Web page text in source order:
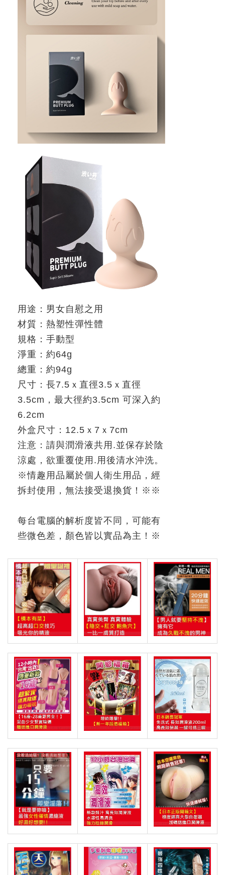
用途：男女自慰之用
材質：熱塑性彈性體
規格：手動型
淨重：約64g
總重：約94g
尺寸：長7.5 ｘ 直徑3.5 ｘ 直徑
3.5cm ，最大徑約3.5cm 可深入約
6.2cm
外盒尺寸： 12.5 ｘ 7 ｘ 7cm
注意：請與潤滑液共用 .並保存於陰
涼處，欲重覆使用 . 用後清水沖洗。
※情趣用品屬於個人衛生用品，經
拆封使用，無法接受退換貨！ ※※
每台電腦的解析度皆不同，可能有
些微色差，顏色皆以實品為主！ ※